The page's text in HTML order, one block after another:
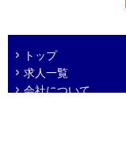
トップ
求人一覧
会社について